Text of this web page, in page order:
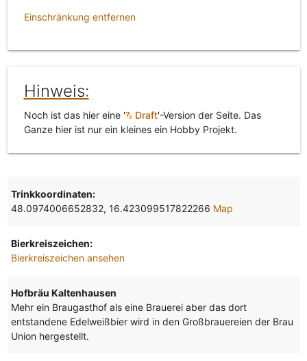
Einschränkung entfernen
Hinweis:
Noch ist das hier eine ' Draft'-Version der Seite. Das
Ganze hier ist nur ein kleines ein Hobby Projekt.
Trinkkoordinaten:
48.0974006652832, 16.423099517822266 Map
Bierkreiszeichen:
Bierkreiszeichen ansehen
Hofbräu Kaltenhausen
Mehr ein Braugasthof als eine Brauerei aber das dort
entstandene Edelweißbier wird in den Großbrauereien der Brau
Union hergestellt.